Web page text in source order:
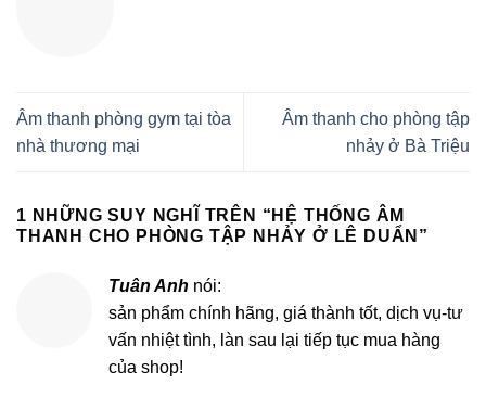
Âm thanh phòng gym tại tòa
nhà thương mại
Âm thanh cho phòng tập
nhảy ở Bà Triệu
1 NHỮNG SUY NGHĨ TRÊN “ HỆ THỐNG ÂM
THANH CHO PHÒNG TẬP NHẢY Ở LÊ DUẨN ”
Tuân Anh nói:
sản phẩm chính hãng, giá thành tốt, dịch vụ-tư
vấn nhiệt tình, làn sau lại tiếp tục mua hàng
của shop!